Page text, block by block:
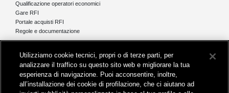
Qualificazione operatori economici
Gare RFI
Portale acquisti RFI
Regole e documentazione
Comunicati stampa e news
Novità on line
Infomobilità
Utilizziamo cookie tecnici, propri o di terze parti, per
analizzare il traffico su questo sito web e migliorare la tua
esperienza di navigazione. Puoi acconsentire, inoltre,
all’installazione dei cookie di profilazione, che ci aiutano ad